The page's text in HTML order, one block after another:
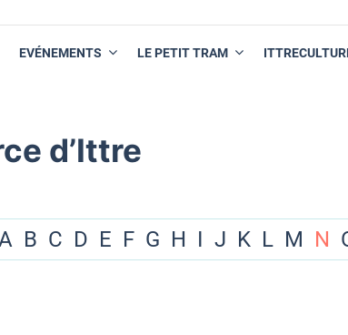
EVÉNEMENTS LE PETIT TRAM
d’Ittre
B C D E F G H I J K L M N